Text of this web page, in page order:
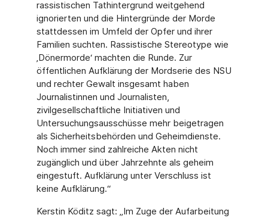
rassistischen Tathintergrund weitgehend
ignorierten und die Hintergründe der Morde
stattdessen im Umfeld der Opfer und ihrer
Familien suchten. Rassistische Stereotype wie
‚Dönermorde‘ machten die Runde. Zur
öffentlichen Aufklärung der Mordserie des NSU
und rechter Gewalt insgesamt haben
Journalistinnen und Journalisten,
zivilgesellschaftliche Initiativen und
Untersuchungsausschüsse mehr beigetragen
als Sicherheitsbehörden und Geheimdienste.
Noch immer sind zahlreiche Akten nicht
zugänglich und über Jahrzehnte als geheim
eingestuft. Aufklärung unter Verschluss ist
keine Aufklärung.“
Kerstin Köditz sagt: „Im Zuge der Aufarbeitung